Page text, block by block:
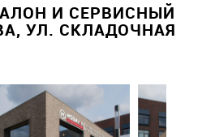
И СЕРВИСНЫЙ
УЛ. СКЛАДОЧНАЯ